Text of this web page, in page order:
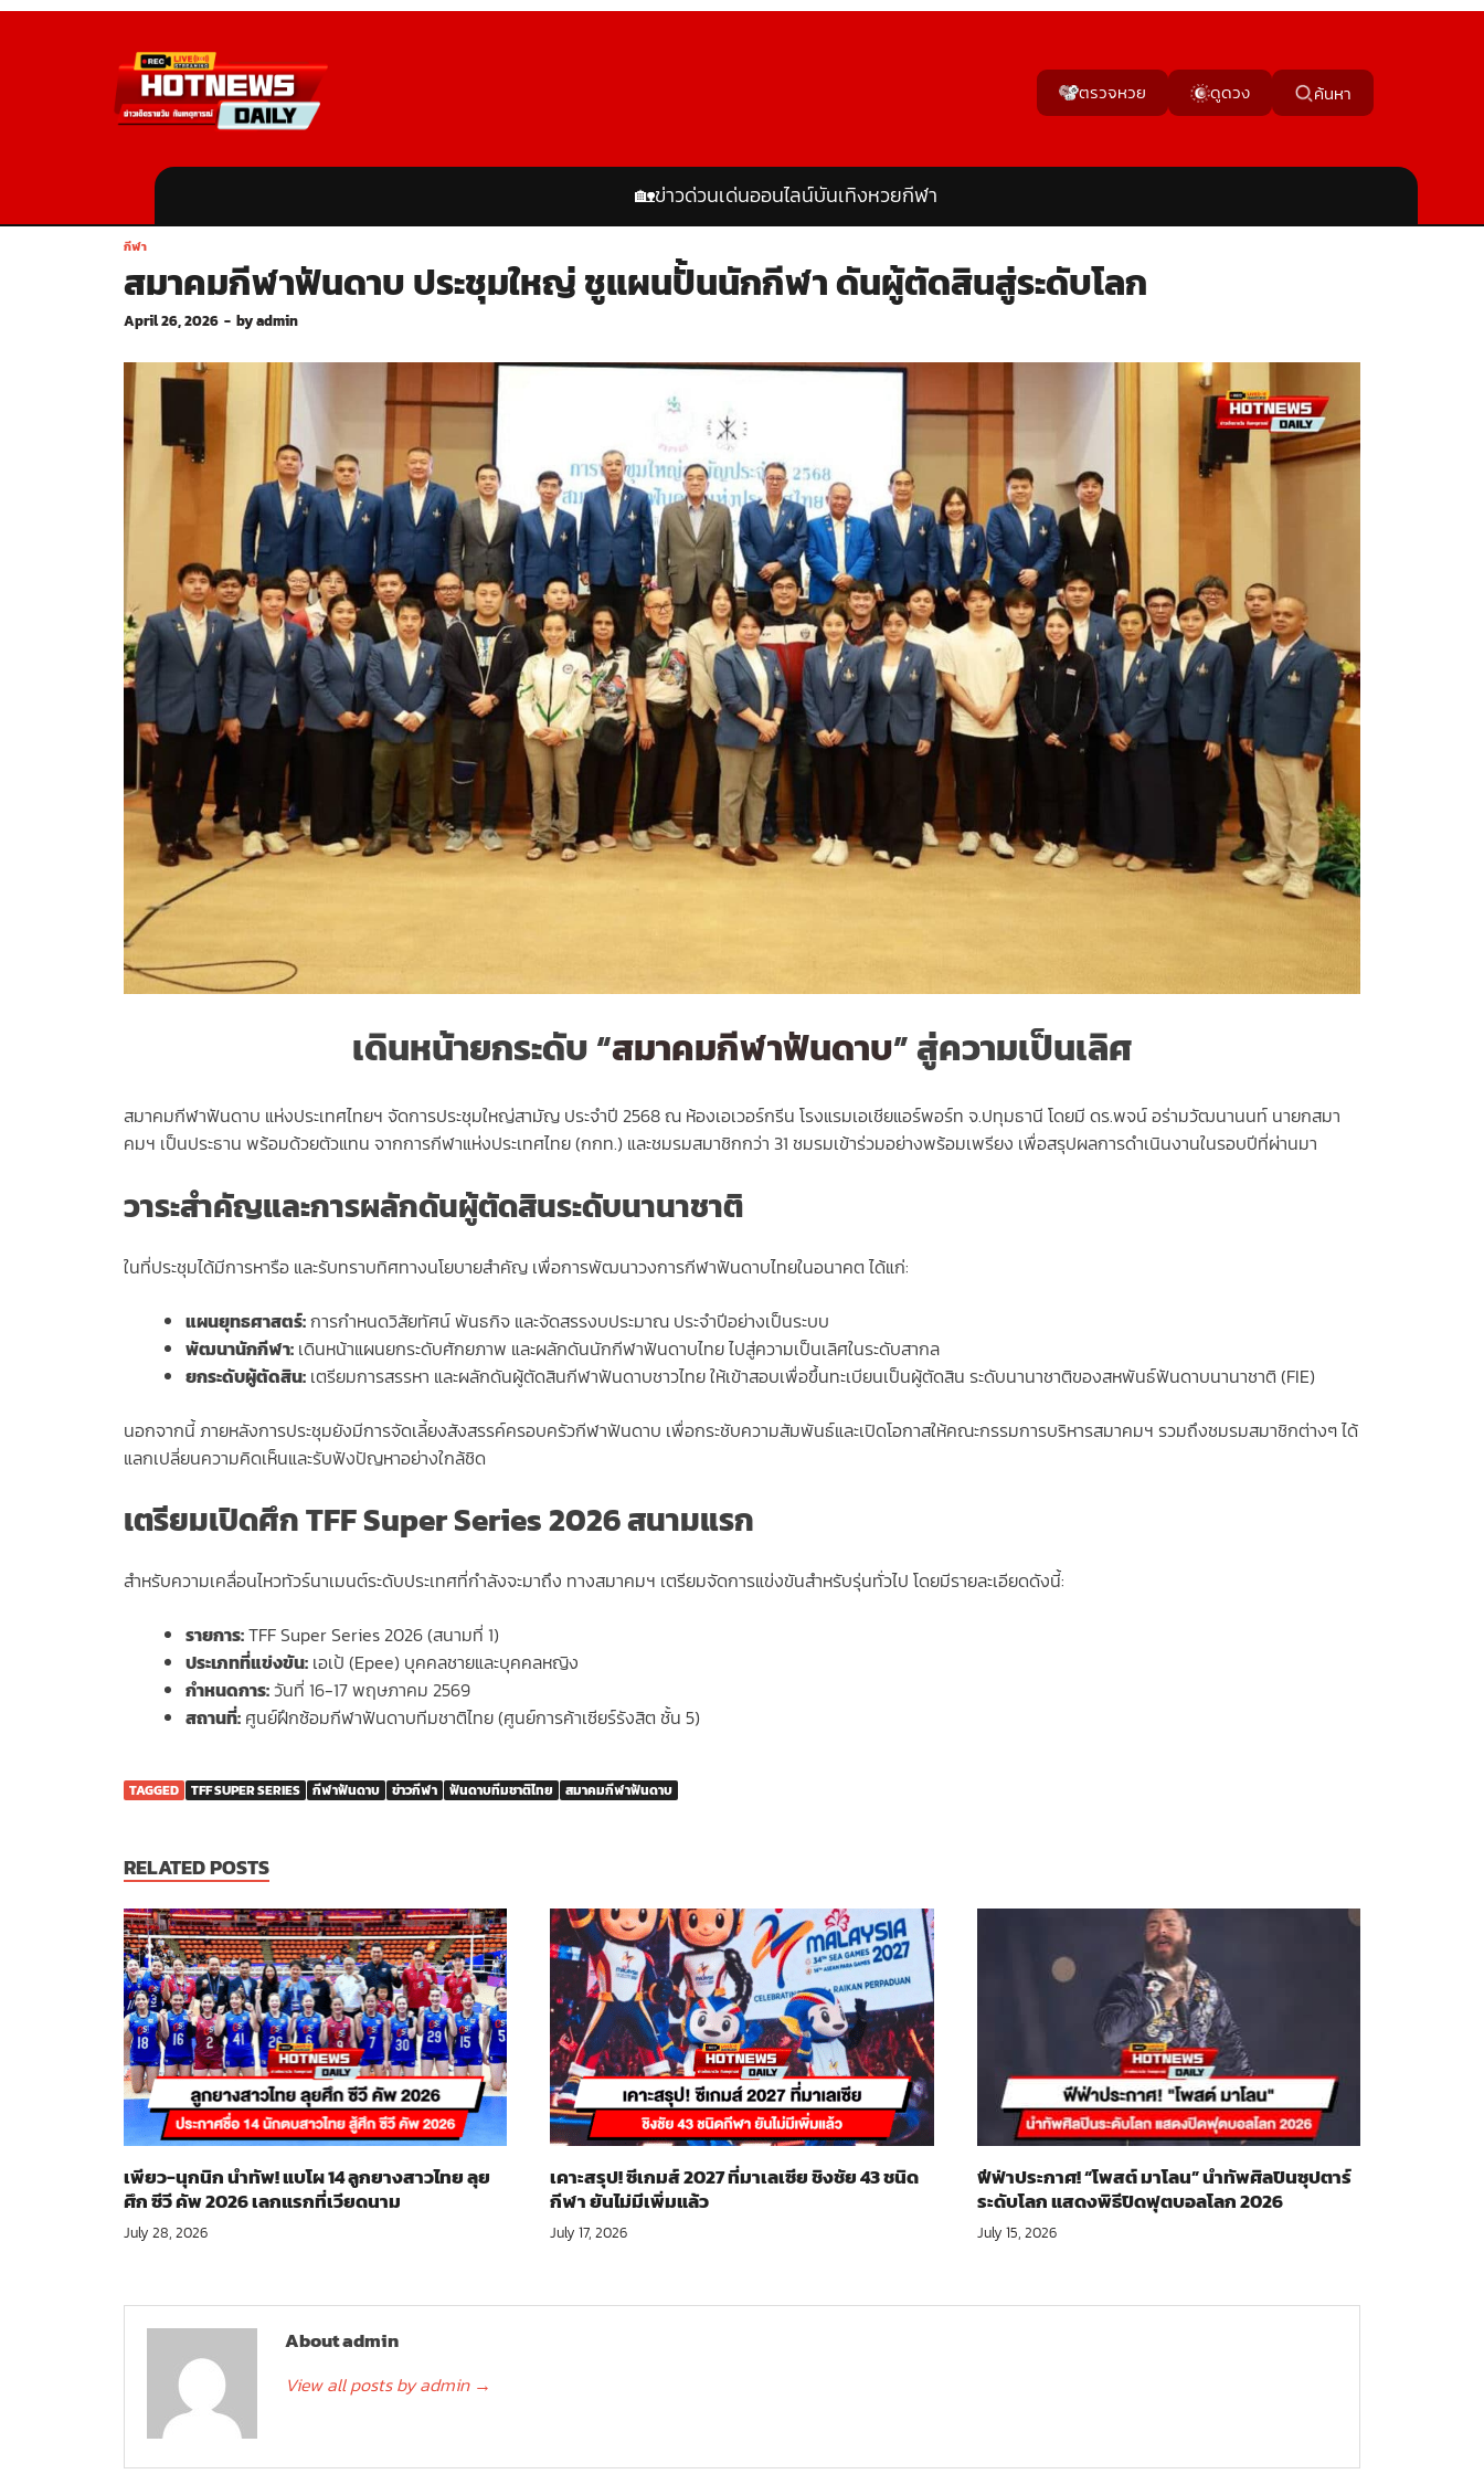
ตรวจหวย ดูดวง ค้นหา
🏡ข่าวด่วนเด่นออนไลน์บันเทิงหวยกีฬา
กีฬา
สมาคมกีฬาฟันดาบ ประชุมใหญ่ ชูแผนปั้นนักกีฬา ดันผู้ตัดสินสู่ระดับโลก
April 26, 2026 - byadmin
เดินหน้ายกระดับ “สมาคมกีฬาฟันดาบ” สู่ความเป็นเลิศ
สมาคมกีฬาฟันดาบ แห่งประเทศไทยฯ จัดการประชุมใหญ่สามัญ ประจำปี 2568 ณ ห้องเอเวอร์กรีน โรงแรมเอเชียแอร์พอร์ท จ.ปทุมธานี โดยมี ดร.พจน์ อร่ามวัฒนานนท์ นายกสมา
คมฯ เป็นประธาน พร้อมด้วยตัวแทน จากการกีฬาแห่งประเทศไทย (กกท.) และชมรมสมาชิกกว่า 31 ชมรมเข้าร่วมอย่างพร้อมเพรียง เพื่อสรุปผลการดำเนินงานในรอบปีที่ผ่านมา
วาระสำคัญและการผลักดันผู้ตัดสินระดับนานาชาติ
ในที่ประชุมได้มีการหารือ และรับทราบทิศทางนโยบายสำคัญ เพื่อการพัฒนาวงการกีฬาฟันดาบไทยในอนาคต ได้แก่:
แผนยุทธศาสตร์:การกำหนดวิสัยทัศน์ พันธกิจ และจัดสรรงบประมาณ ประจำปีอย่างเป็นระบบ
พัฒนานักกีฬา: เดินหน้าแผนยกระดับศักยภาพ และผลักดันนักกีฬาฟันดาบไทย ไปสู่ความเป็นเลิศในระดับสากล
ยกระดับผู้ตัดสิน: เตรียมการสรรหา และผลักดันผู้ตัดสินกีฬาฟันดาบชาวไทย ให้เข้าสอบเพื่อขึ้นทะเบียนเป็นผู้ตัดสิน ระดับนานาชาติของสหพันธ์ฟันดาบนานาชาติ (FIE)
นอกจากนี้ ภายหลังการประชุมยังมีการจัดเลี้ยงสังสรรค์ครอบครัวกีฬาฟันดาบ เพื่อกระชับความสัมพันธ์และเปิดโอกาสให้คณะกรรมการบริหารสมาคมฯ รวมถึงชมรมสมาชิกต่างๆ ได้
แลกเปลี่ยนความคิดเห็นและรับฟังปัญหาอย่างใกล้ชิด
เตรียมเปิดศึก TFF Super Series 2026 สนามแรก
สำหรับความเคลื่อนไหวทัวร์นาเมนต์ระดับประเทศที่กำลังจะมาถึง ทางสมาคมฯ เตรียมจัดการแข่งขันสำหรับรุ่นทั่วไป โดยมีรายละเอียดดังนี้:
รายการ:TFF Super Series 2026 (สนามที่ 1)
ประเภทที่แข่งขัน: เอเป้ (Epee) บุคคลชายและบุคคลหญิง
กำหนดการ: วันที่ 16-17 พฤษภาคม 2569
สถานที่: ศูนย์ฝึกซ้อมกีฬาฟันดาบทีมชาติไทย (ศูนย์การค้าเซียร์รังสิต ชั้น 5)
TAGGED TFF SUPER SERIES กีฬาฟันดาบ ข่าวกีฬา ฟันดาบทีมชาติไทย สมาคมกีฬาฟันดาบ
RELATED POSTS
เพียว-นุกนิก นำทัพ! แบโผ 14 ลูกยางสาวไทย ลุย
ศึก ซีวี คัพ 2026 เลกแรกที่เวียดนาม
July 28, 2026
เคาะสรุป! ซีเกมส์ 2027 ที่มาเลเซีย ชิงชัย 43 ชนิด
กีฬา ยันไม่มีเพิ่มแล้ว
July 17, 2026
ฟีฟ่าประกาศ! “โพสต์ มาโลน” นำทัพศิลปินซุปตาร์
ระดับโลก แสดงพิธีปิดฟุตบอลโลก 2026
July 15, 2026
About admin
View all posts by admin →